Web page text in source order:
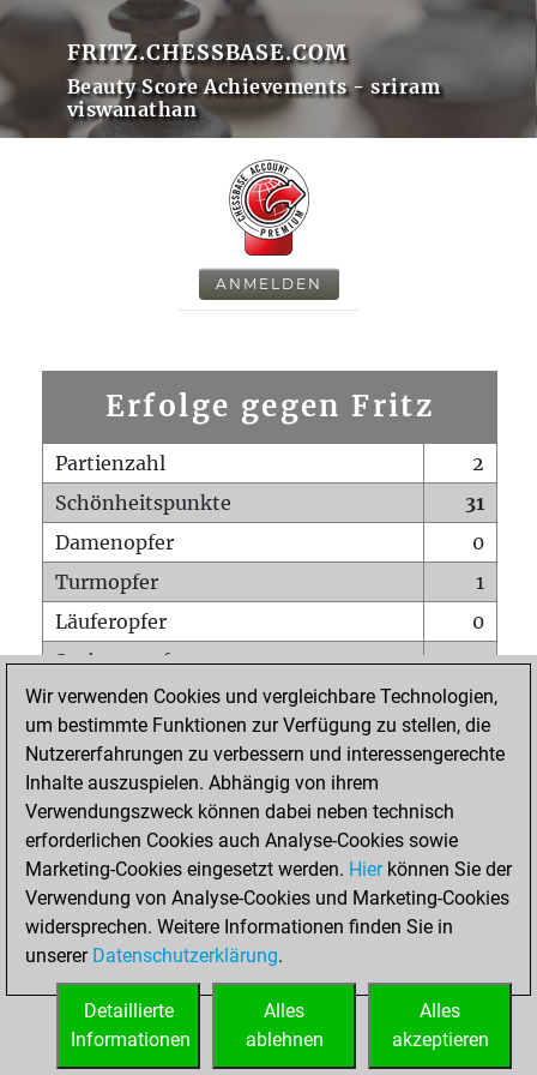
FRITZ.CHESSBASE.COM
Beauty Score Achievements - sriram
viswanathan
ANMELDEN
Erfolge gegen Fritz
Partienzahl
2
Schönheitspunkte
31
Damenopfer
0
Turmopfer
1
Läuferopfer
0
Springeropfer
2
Bauernopfer
2
Matt auf vollem Brett
0
Bauer setzt Matt
Erstickte Matts
Unterverwandlungen
0
Türme auf der siebten
1
STARTSEITE
Wir verwenden Cookies und vergleichbare Technologien,
um bestimmte Funktionen zur Verfügung zu stellen, die
Nutzererfahrungen zu verbessern und interessengerechte
Inhalte auszuspielen. Abhängig von ihrem
Verwendungszweck können dabei neben technisch
erforderlichen Cookies auch Analyse-Cookies sowie
Marketing-Cookies eingesetzt werden. Hierkönnen Sie der
Verwendung von Analyse-Cookies und Marketing-Cookies
widersprechen. Weitere Informationen finden Sie in
unserer Datenschutzerklärung.
Alles
akzeptieren
Alles
ablehnen
Detaillierte
Informationen